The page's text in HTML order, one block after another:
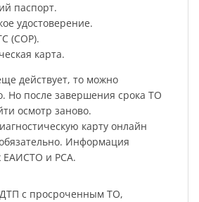
паспорт.
удостоверение.
(СОР).
карта.
действует, то можно
Но после завершения срока ТО
осмотр заново.
карту онлайн
Информация
ЕАИСТО и РСА.
с просроченным ТО,